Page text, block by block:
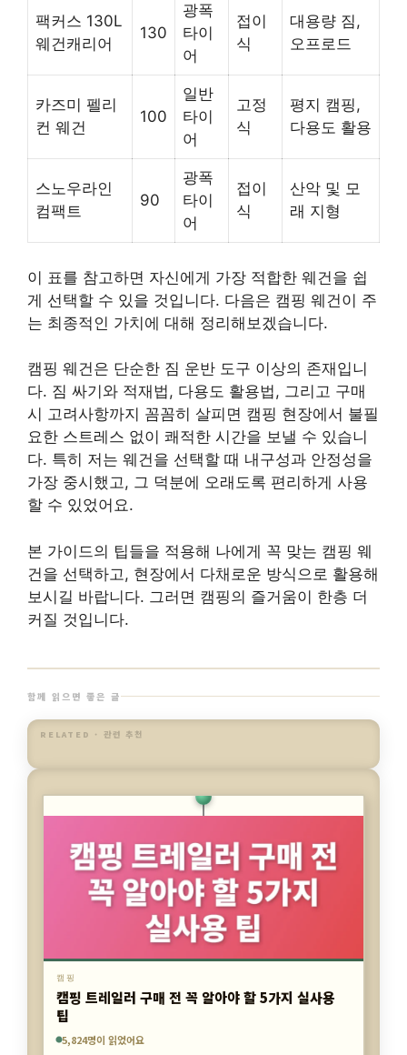
팩커스 130L
웨건캐리어
130
광폭
타이
어
접이
식
대용량 짐,
오프로드
카즈미 펠리
컨 웨건
100
일반
타이
어
고정
식
평지 캠핑,
다용도 활용
스노우라인
컴팩트
90
광폭
타이
어
접이
식
산악 및 모
래 지형
이 표를 참고하면 자신에게 가장 적합한 웨건을 쉽
게 선택할 수 있을 것입니다. 다음은 캠핑 웨건이 주
는 최종적인 가치에 대해 정리해보겠습니다.
캠핑 웨건은 단순한 짐 운반 도구 이상의 존재입니
다. 짐 싸기와 적재법, 다용도 활용법, 그리고 구매
시 고려사항까지 꼼꼼히 살피면 캠핑 현장에서 불필
요한 스트레스 없이 쾌적한 시간을 보낼 수 있습니
다. 특히 저는 웨건을 선택할 때 내구성과 안정성을
가장 중시했고, 그 덕분에 오래도록 편리하게 사용
할 수 있었어요.
본 가이드의 팁들을 적용해 나에게 꼭 맞는 캠핑 웨
건을 선택하고, 현장에서 다채로운 방식으로 활용해
보시길 바랍니다. 그러면 캠핑의 즐거움이 한층 더
커질 것입니다.
함께 읽으면 좋은 글
RELATED · 관련 추천
캠핑
캠핑
캠핑 트레일러 구매 전 꼭 알아야 할 5가지 실사용
팁
5,824명이 읽었어요
캠핑